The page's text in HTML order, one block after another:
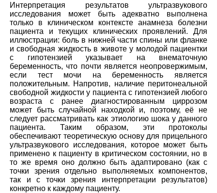
Интерпретация результатов ультразвукового
исследования может быть адекватно выполнена
только в клиническом контексте анамнеза болезни
пациента и текущих клинических проявлений. Для
иллюстрации: боль в нижней части спины или фланке
и свободная жидкость в животе у молодой пациентки
с гипотензией указывает на внематочную
беременность, что почти является неопровержимым,
если тест мочи на беременность является
положительным. Напротив, наличие перитонеальной
свободной жидкости у пациента с гипотензией любого
возраста с ранее диагностированным циррозом
может быть случайной находкой и, поэтому, её не
следует рассматривать как этиологию шока у данного
пациента. Таким образом, эти протоколы
обеспечивают теоретическую основу для прицельного
ультразвукового исследования, которое может быть
применено к пациенту в критическом состоянии, но в
то же время оно должно быть адаптировано (как с
точки зрения отдельно выполняемых компонентов,
так и с точки зрения интерпретации результатов)
конкретно к каждому пациенту.